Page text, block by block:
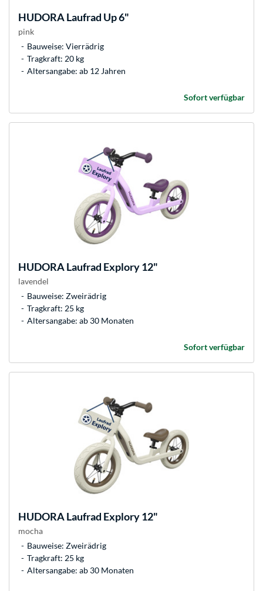
HUDORALaufrad Up 6"
pink
Bauweise: Vierrädrig
Tragkraft: 20 kg
Altersangabe: ab 12 Jahren
Sofort verfügbar
HUDORALaufrad Explory 12"
lavendel
Bauweise: Zweirädrig
Tragkraft: 25 kg
Altersangabe: ab 30 Monaten
Sofort verfügbar
HUDORALaufrad Explory 12"
mocha
Bauweise: Zweirädrig
Tragkraft: 25 kg
Altersangabe: ab 30 Monaten